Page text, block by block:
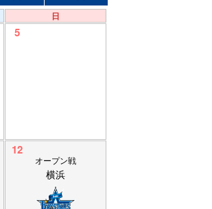
日
5
12
オープン戦
横浜